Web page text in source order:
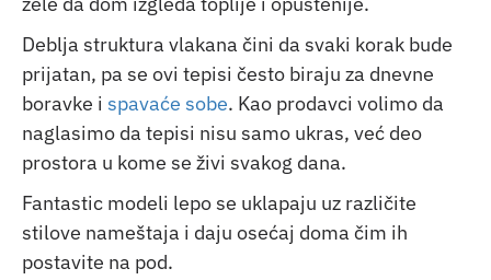
Deblja struktura vlakana čini da svaki korak bude
prijatan, pa se ovi tepisi često biraju za dnevne
boravke i spavaće sobe. Kao prodavci volimo da
naglasimo da tepisi nisu samo ukras, već deo
prostora u kome se živi svakog dana.
Fantastic modeli lepo se uklapaju uz različite
stilove nameštaja i daju osećaj doma čim ih
postavite na pod.